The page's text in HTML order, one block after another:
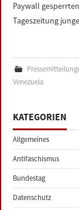
Paywall
Tageszeitung
Venezuela
KATEGORIEN
Allgemeines
Antifaschismus
Bundestag
Datenschutz